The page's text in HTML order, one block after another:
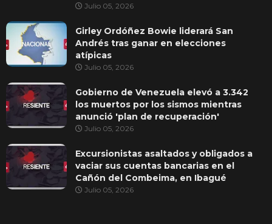
Julio 05, 2026
Girley Ordóñez Bowie liderará San
Andrés tras ganar en elecciones
atípicas
Julio 05, 2026
Gobierno de Venezuela elevó a 3.342
los muertos por los sismos mientras
anunció 'plan de recuperación'
Julio 05, 2026
Excursionistas asaltados y obligados a
vaciar sus cuentas bancarias en el
Cañón del Combeima, en Ibagué
Julio 05, 2026